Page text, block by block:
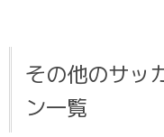
その他のサッ
ン一覧